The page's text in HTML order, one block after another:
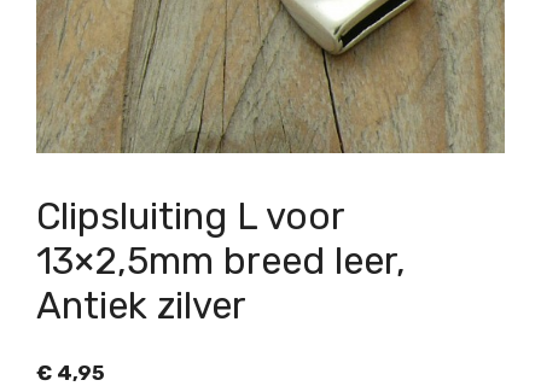
Clipsluiting L voor
13×2,5mm breed leer,
Antiek zilver
€ 4,95